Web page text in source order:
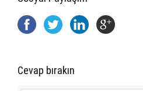
Cevap bırakın